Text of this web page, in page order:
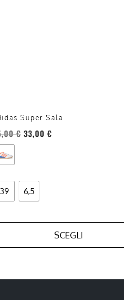
Super Sala
€ 33,00 €
39 6,5
SCEGLI